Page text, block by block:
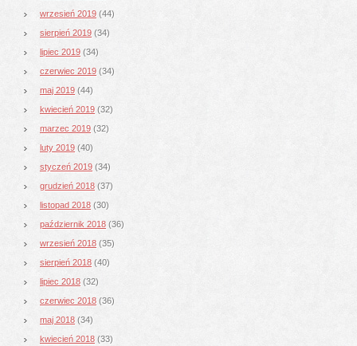
wrzesień 2019 (44)
sierpień 2019 (34)
lipiec 2019 (34)
czerwiec 2019 (34)
maj 2019 (44)
kwiecień 2019 (32)
marzec 2019 (32)
luty 2019 (40)
styczeń 2019 (34)
grudzień 2018 (37)
listopad 2018 (30)
październik 2018 (36)
wrzesień 2018 (35)
sierpień 2018 (40)
lipiec 2018 (32)
czerwiec 2018 (36)
maj 2018 (34)
kwiecień 2018 (33)